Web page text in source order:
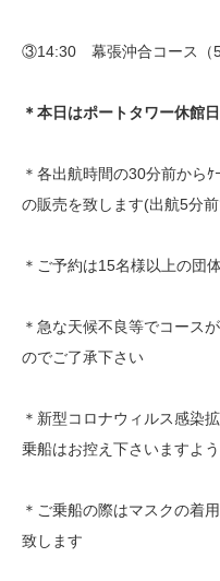
③14:30 幕張沖合コース（
＊本日はポートタワー休館
＊各出航時間の30分前からｹ
の販売を致します(出航5分前
＊ご予約は15名様以上の団
＊急な天候不良等でコース
のでご了承下さい
＊新型コロナウィルス感染
乗船はお控え下さいますよ
＊ご乗船の際はマスクの着
致します